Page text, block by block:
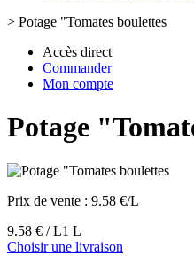
> Potage "Tomates boulettes
Accès direct
Commander
Mon compte
Potage
Prix de vente : 9.58 €/L
9.58 € / L1 L
Choisir une livraison